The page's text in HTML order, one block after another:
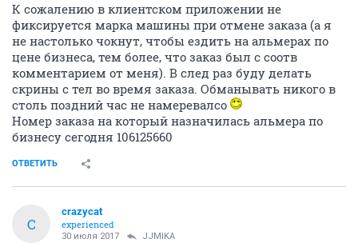
К сожалению в клиентском приложении не
фиксируется марка машины при отмене заказа (а я
не настолько чокнут, чтобы ездить на альмерах по
цене бизнеса, тем более, что заказ был с соотв
комментарием от меня). В след раз буду делать
скрины с тел во время заказа. Обманывать никого в
столь поздний час не намеревалсо
Номер заказа на который назначилась альмера по
бизнесу сегодня 106125660
ОТВЕТИТЬ
C
crazycat
experienced
30 июля 2017 JJMIKA